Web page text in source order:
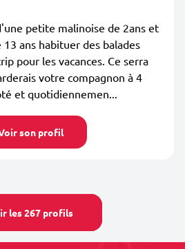
petite malinoise de 2ans et
ans habituer des balades
pour les vacances. Ce serra
votre compagnon à 4
et quotidiennemen...
son profil
les 267 profils